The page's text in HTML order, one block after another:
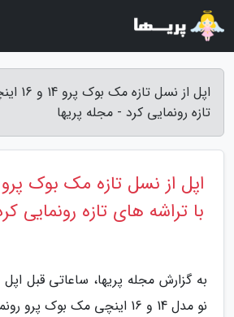
اپل از
تازه رونمایی کرد - مجله پریها
با تراشه های تازه رونمایی
به گزارش مجله پریها، ساعاتی قبل
نو مدل 14 و 16 اینچی مک بوک